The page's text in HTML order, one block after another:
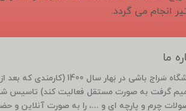
ما
گرفت به صورت مستقل فعالیت کند) تاسیس
چرم و پارچه ای و ...، را به صورت آنلاین و